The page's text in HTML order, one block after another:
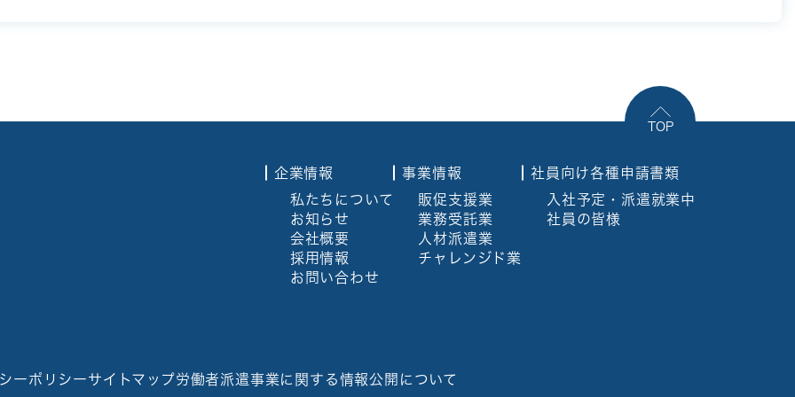
TOP
企業情報
私たちについて
お知らせ
会社概要
採用情報
お問い合わせ
事業情報
販促支援業
業務受託業
人材派遣業
チャレンジド業
社員向け各種申請書類
入社予定・派遣就業中
社員の皆様
ーポリシーサイトマップ労働者派遣事業に関する情報公開について